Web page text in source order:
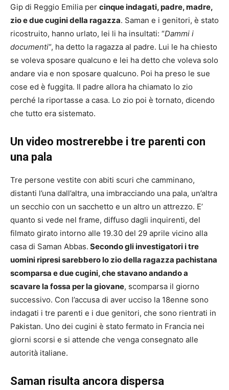
Gip di Reggio Emilia per cinque indagati, padre, madre,
zio e due cugini della ragazza. Saman e i genitori, è stato
ricostruito, hanno urlato, lei li ha insultati: “Dammi i
documenti“, ha detto la ragazza al padre. Lui le ha chiesto
se voleva sposare qualcuno e lei ha detto che voleva solo
andare via e non sposare qualcuno. Poi ha preso le sue
cose ed è fuggita. Il padre allora ha chiamato lo zio
perché la riportasse a casa. Lo zio poi è tornato, dicendo
che tutto era sistemato.
Un video mostrerebbe i tre parenti con
una pala
Tre persone vestite con abiti scuri che camminano,
distanti l’una dall’altra, una imbracciando una pala, un’altra
un secchio con un sacchetto e un altro un attrezzo. E’
quanto si vede nel frame, diffuso dagli inquirenti, del
filmato girato intorno alle 19.30 del 29 aprile vicino alla
casa di Saman Abbas. Secondo gli investigatori i tre
uomini ripresi sarebbero lo zio della ragazza pachistana
scomparsa e due cugini, che stavano andando a
scavare la fossa per la giovane, scomparsa il giorno
successivo. Con l’accusa di aver ucciso la 18enne sono
indagati i tre parenti e i due genitori, che sono rientrati in
Pakistan. Uno dei cugini è stato fermato in Francia nei
giorni scorsi e si attende che venga consegnato alle
autorità italiane.
Saman risulta ancora dispersa